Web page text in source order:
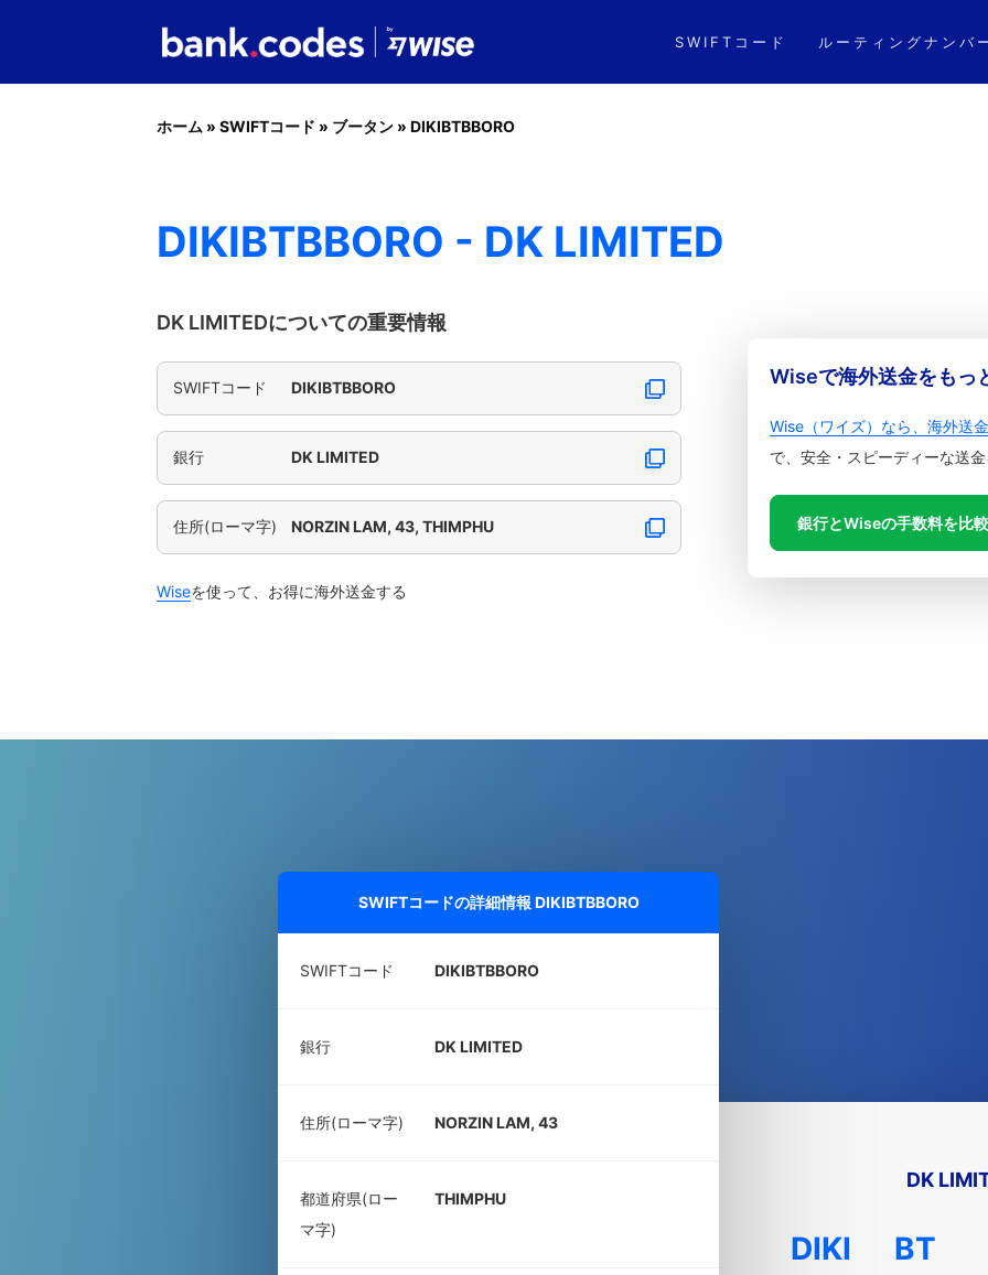
SWIFTコード ルーティングナンバ
ホーム » SWIFTコード » ブータン » DIKIBTBBORO
DIKIBTBBORO - DK LIMITED
DK LIMITEDについての重要情報
SWIFTコード DIKIBTBBORO
銀行 DK LIMITED
住所(ローマ字) NORZIN LAM, 43, THIMPHU
Wiseを使って、お得に海外送金する
Wiseで海外送金をもっ
Wise（ワイズ）なら、海外送
で、安全・スピーディーな送
銀行とWiseの手数料を比
SWIFTコードの詳細情報 DIKIBTBBORO
SWIFTコード DIKIBTBBORO
銀行 DK LIMITED
住所(ローマ字) NORZIN LAM, 43
都道府県(ロー
マ字)
THIMPHU
DK
DIKI BT